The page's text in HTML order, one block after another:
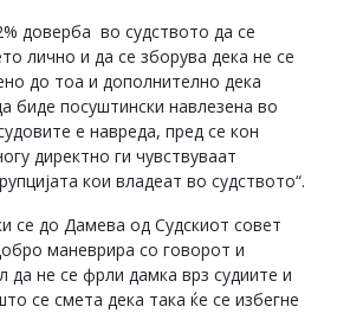
доверба во судството да се
лично и да се зборува дека не се
до тоа и дополнително дека
биде посуштински навлезена во
е навреда, пред се кон
директно ги чувствуваат
кои владеат во судството“.
се до Дамева од Судскиот совет
маневрира со говорот и
да не се фрли дамка врз судиите и
се смета дека така ќе се избегне